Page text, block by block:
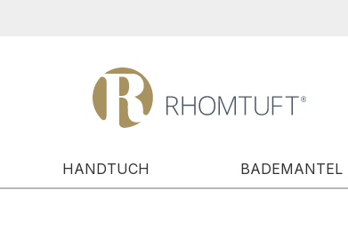
HANDTUCH BADEMANTEL